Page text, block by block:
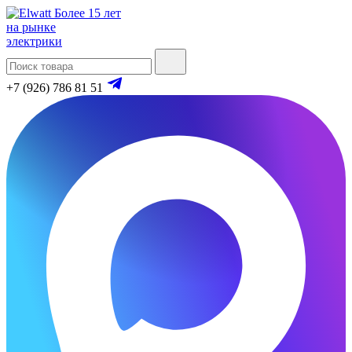
Более 15 лет
на рынке
электрики
+7 (926) 786 81 51